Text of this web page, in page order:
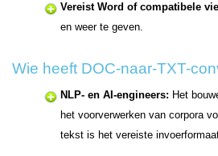
Vereist Word of compatibele
en weer te geven.
Wie heeft DOC-naar-TXT-
NLP- en AI-engineers: Het
het voorverwerken van corpora
tekst is het vereiste